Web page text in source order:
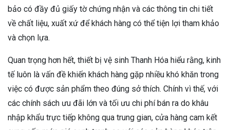
bảo có đầy đủ giấy tờ chứng nhận và các thông tin chi tiết
về chất liệu, xuất xứ để khách hàng có thể tiện lợi tham khảo
và chọn lựa.
Quan trọng hơn hết, thiết bị vệ sinh Thanh Hóa hiểu rằng, kinh
tế luôn là vấn đề khiến khách hàng gặp nhiều khó khăn trong
việc có được sản phẩm theo đúng sở thích. Chính vì thế, với
các chính sách ưu đãi lớn và tối ưu chi phí bán ra do khâu
nhập khẩu trực tiếp không qua trung gian, cửa hàng cam kết